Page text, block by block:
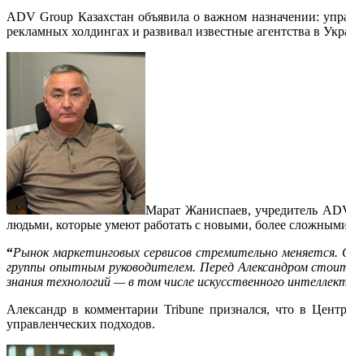
ADV Group Казахстан объявила о важном назначении:
рекламных холдингах и развивал известные агентства в
Марат Жаниспаев, учредитель
людьми, которые умеют работать с новыми, более
“Рынок маркетинговых сервисов стремительно
группы опытным руководителем. Перед Александром
знания технологий — в том числе искусственного
Александр в комментарии Tribune признался, что в
управленческих подходов.